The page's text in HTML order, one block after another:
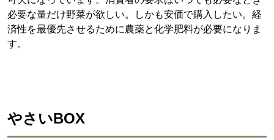
必要な量だけ野菜が欲しい。しかも安価で購入したい。経
済性を最優先させるために農薬と化学肥料が必要になりま
す。
やさいBOX